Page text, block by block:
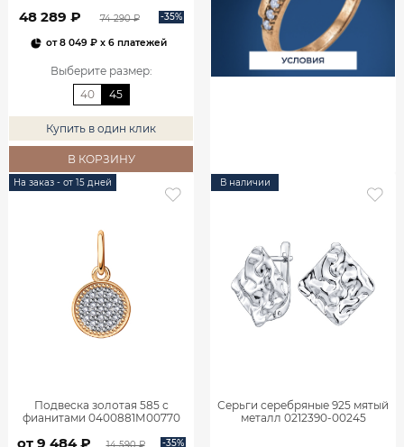
48 289 ₽ 74 290 ₽ -35%
от8 049 ₽ x 6 платежей
Выберите размер:
40
45
Купить в один клик
В КОРЗИНУ
На заказ - от 15 дней
Подвеска золотая 585 с
фианитами 0400881М00770
от 9 484 ₽ 14 590 ₽ -35%
В наличии
Серьги серебряные 925 мятый
металл 0212390-00245